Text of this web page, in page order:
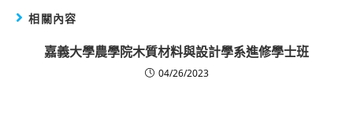
相關內容
嘉義大學農學院木質材料與設計學系進修學士班
04/26/2023